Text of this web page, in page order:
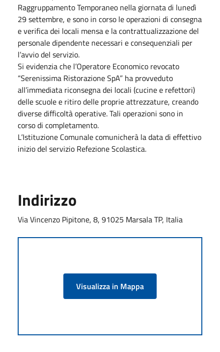
Raggruppamento Temporaneo nella giornata di lunedì
29 settembre, e sono in corso le operazioni di consegna
e verifica dei locali mensa e la contrattualizzazione del
personale dipendente necessari e consequenziali per
l’avvio del servizio.
Si evidenzia che l’Operatore Economico revocato
“Serenissima Ristorazione SpA” ha provveduto
all’immediata riconsegna dei locali (cucine e refettori)
delle scuole e ritiro delle proprie attrezzature, creando
diverse difficoltà operative. Tali operazioni sono in
corso di completamento.
L’Istituzione Comunale comunicherà la data di effettivo
inizio del servizio Refezione Scolastica.
Indirizzo
Via Vincenzo Pipitone, 8, 91025 Marsala TP, Italia
Visualizza in Mappa